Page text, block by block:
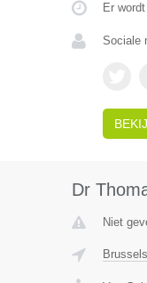
Er
Sociale
Dr
Niet